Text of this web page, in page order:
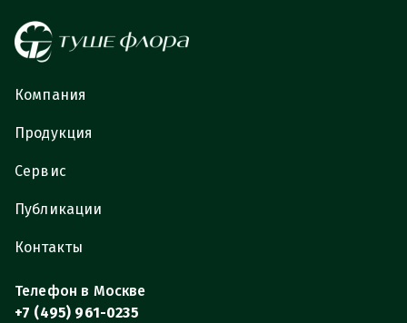
Компания
Продукция
Сервис
Публикации
Контакты
Телефон в Москве
+7 (495) 961-0235